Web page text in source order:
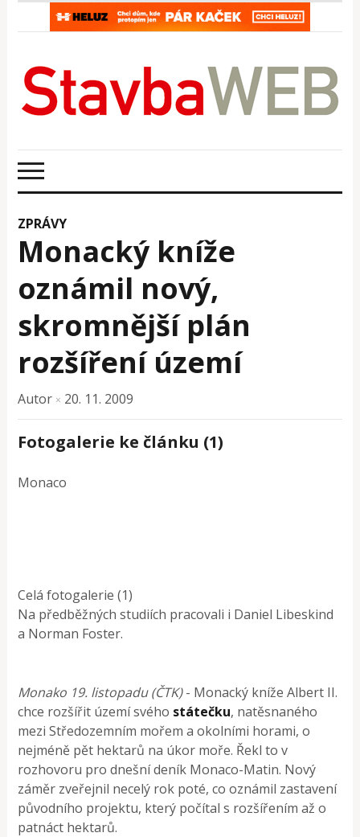
ZPRÁVY
Monacký kníže
oznámil nový,
skromnější plán
rozšíření území
Autor × 20. 11. 2009
Fotogalerie ke článku (1)
Monaco
Celá fotogalerie (1)
Na předběžných studiích pracovali i Daniel Libeskind
a Norman Foster.
Monako 19. listopadu (ČTK)- Monacký kníže Albert II.
chce rozšířit území svého státečku, natěsnaného
mezi Středozemním mořem a okolními horami, o
nejméně pět hektarů na úkor moře. Řekl to v
rozhovoru pro dnešní deník Monaco-Matin. Nový
záměr zveřejnil necelý rok poté, co oznámil zastavení
původního projektu, který počítal s rozšířením až o
patnáct hektarů.